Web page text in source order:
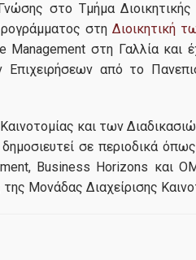
στο Τμήμα
στηΔιοικητική
στη Γαλλία και
από το
και των
σε περιοδικά
Business Horizons και
Μονάδας Διαχείρισης